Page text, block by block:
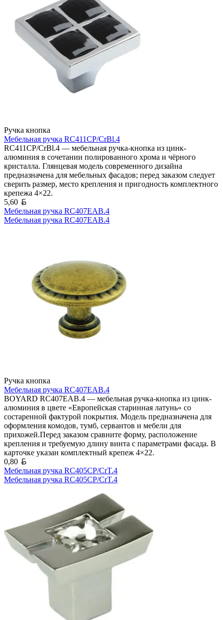
Ручка кнопка
Мебельная ручка RC411CP/CrBl.4
RC411CP/CrBl.4 — мебельная ручка-кнопка из цинк-
алюминия в сочетании полированного хрома и чёрного
кристалла. Глянцевая модель современного дизайна
предназначена для мебельных фасадов; перед заказом следует
сверить размер, место крепления и пригодность комплектного
крепежа 4×22.
5,60
Мебельная ручка RC407EAB.4
Мебельная ручка RC407EAB.4
Ручка кнопка
Мебельная ручка RC407EAB.4
BOYARD RC407EAB.4 — мебельная ручка-кнопка из цинк-
алюминия в цвете «Европейская старинная латунь» со
состаренной фактурой покрытия. Модель предназначена для
оформления комодов, тумб, сервантов и мебели для
прихожей.Перед заказом сравните форму, расположение
крепления и требуемую длину винта с параметрами фасада. В
карточке указан комплектный крепеж 4×22.
0,80
Мебельная ручка RC405CP/CrT.4
Мебельная ручка RC405CP/CrT.4